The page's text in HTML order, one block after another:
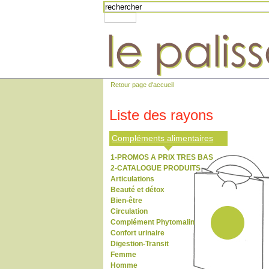
Retour page d'accueil
Liste des rayons
Compléments alimentaires
1-PROMOS A PRIX TRES BAS
2-CATALOGUE PRODUITS
Articulations
Beauté et détox
Bien-être
Circulation
Complément Phytomalin
Confort urinaire
Digestion-Transit
Femme
Homme